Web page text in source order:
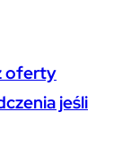
się obecnie
Krótka historia
oferty
jeśli